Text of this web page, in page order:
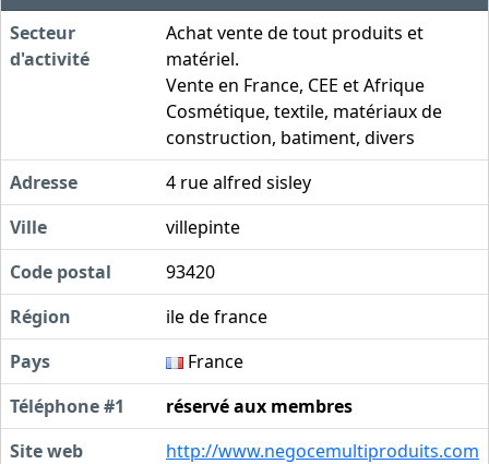
Secteur
d'activité
Achat vente de tout produits et
matériel.
Vente en France, CEE et Afrique
Cosmétique, textile, matériaux de
construction, batiment, divers
Adresse
4 rue alfred sisley
Ville
villepinte
Code postal
93420
Région
ile de france
Pays
France
Téléphone #1
réservé aux membres
Site web
http://www.negocemultiproduits.com